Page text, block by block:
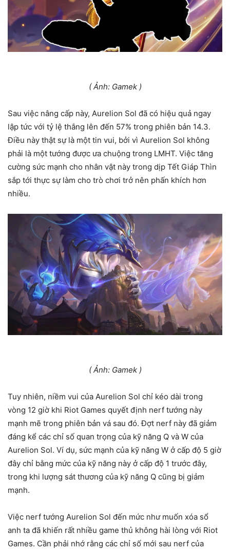
( Ảnh: Gamek )
Sau việc nâng cấp này, Aurelion Sol đã có hiệu quả ngay
lập tức với tỷ lệ thắng lên đến 57% trong phiên bản 14.3.
Điều này thật sự là một tin vui, bởi vì Aurelion Sol không
phải là một tướng được ưa chuộng trong LMHT. Việc tăng
cường sức mạnh cho nhân vật này trong dịp Tết Giáp Thìn
sắp tới thực sự làm cho trò chơi trở nên phấn khích hơn
nhiều.
( Ảnh: Gamek )
Tuy nhiên, niềm vui của Aurelion Sol chỉ kéo dài trong
vòng 12 giờ khi Riot Games quyết định nerf tướng này
mạnh mẽ trong phiên bản vá sau đó. Đợt nerf này đã giảm
đáng kể các chỉ số quan trọng của kỹ năng Q và W của
Aurelion Sol. Ví dụ, sức mạnh của kỹ năng W ở cấp độ 5 giờ
đây chỉ bằng mức của kỹ năng này ở cấp độ 1 trước đây,
trong khi lượng sát thương của kỹ năng Q cũng bị giảm
mạnh.
Việc nerf tướng Aurelion Sol đến mức như muốn xóa sổ
anh ta đã khiến rất nhiều game thủ không hài lòng với Riot
Games. Cần phải nhớ rằng các chỉ số mới sau nerf của